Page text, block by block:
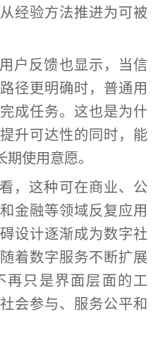
经验方法推进为可被
户反馈也显示，当信
径更明确时，普通用
成任务。这也是为什
升可达性的同时，能
使用意愿。
，这种可在商业、公
金融等领域反复应用
设计逐渐成为数字社
着数字服务不断扩展
再只是界面层面的工
会参与、服务公平和